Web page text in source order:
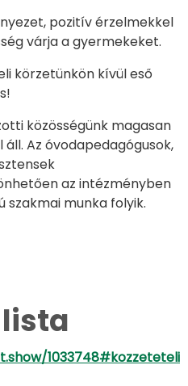
pozitív érzelmekkel
várja a gyermekeket.
körzetünkön kívül eső
közösségünk magasan
Az óvodapedagógusok,
az intézményben
szakmai munka folyik.
1033748#kozzeteteli